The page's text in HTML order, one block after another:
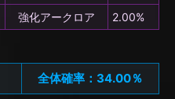
強化アークロア 2.00%
全体確率：34.00％